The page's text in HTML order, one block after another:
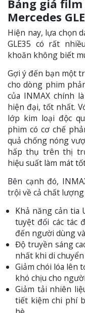
Bảng giá
Mercedes
Hiện nay, lựa chọn
GLE35 có rất
khoăn không biết
Gợi ý đến bạn một
cho dòng phim
của INMAX chính
hiện đại, tốt nhất.
lớp kim loại độc
phim có cơ chế
quả chống nóng
hấp thụ trên thị
hiệu suất làm mát
Bên cạnh đó,
trội về cả chất
Khả năng cản tia
tuyệt đối các tác
đến người dùng
Độ truyền sáng
nhất khi di chuyển
Giảm chói lóa lên
khó chịu cho
Giảm tải nhiên
tiết kiệm chi phí